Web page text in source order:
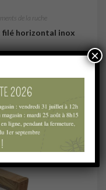
de la ruche
filé horizontal inox
×